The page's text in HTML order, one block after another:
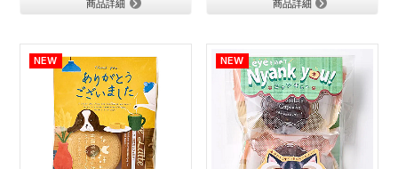
商品詳細 商品詳細